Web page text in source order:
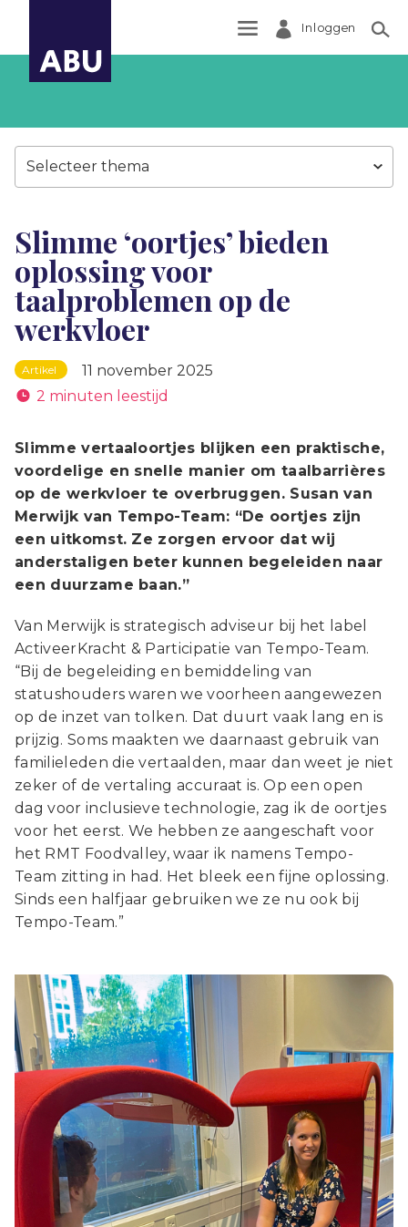
Inloggen
Selecteer thema
Slimme ‘oortjes’ bieden
oplossing voor
taalproblemen op de
werkvloer
Artikel
11 november 2025
2 minuten leestijd
Slimme vertaaloortjes blijken een praktische,
voordelige en snelle manier om taalbarrières
op de werkvloer te overbruggen. Susan van
Merwijk van Tempo-Team: “De oortjes zijn
een uitkomst. Ze zorgen ervoor dat wij
anderstaligen beter kunnen begeleiden naar
een duurzame baan.”
Van Merwijk is strategisch adviseur bij het label
ActiveerKracht & Participatie van Tempo-Team.
“Bij de begeleiding en bemiddeling van
statushouders waren we voorheen aangewezen
op de inzet van tolken. Dat duurt vaak lang en is
prijzig. Soms maakten we daarnaast gebruik van
familieleden die vertaalden, maar dan weet je niet
zeker of de vertaling accuraat is. Op een open
dag voor inclusieve technologie, zag ik de oortjes
voor het eerst. We hebben ze aangeschaft voor
het RMT Foodvalley, waar ik namens Tempo-
Team zitting in had. Het bleek een fijne oplossing.
Sinds een halfjaar gebruiken we ze nu ook bij
Tempo-Team.”